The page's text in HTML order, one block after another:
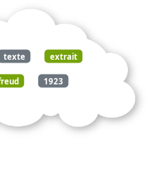
texte extrait
1923